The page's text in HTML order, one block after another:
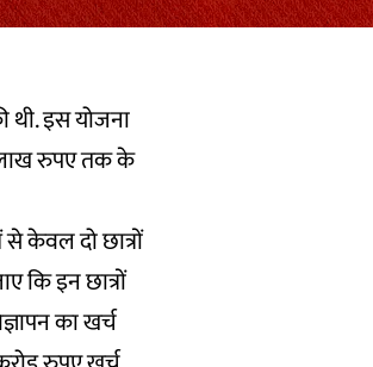
थी. इस योजना
लाख रुपए तक के
केवल दो छात्रों
कि इन छात्रों
का खर्च